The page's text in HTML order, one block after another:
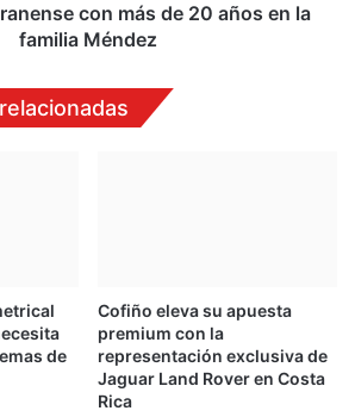
con más de 20 años en la
familia Méndez
de
Cofiño eleva su apuesta
premium con la
representación exclusiva de
Jaguar Land Rover en Costa
Rica